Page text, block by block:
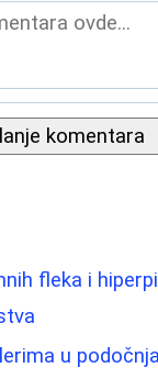
komentara
fleka i
u